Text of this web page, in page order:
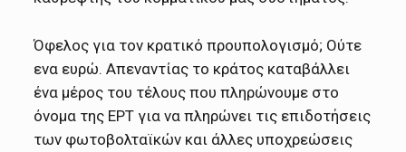
Όφελος για τον κρατικό προυπολογισμό; Ούτε
ενα ευρώ. Απεναντίας το κράτος καταβάλλει
ένα μέρος του τέλους που πληρώνουμε στο
όνομα της ΕΡΤ για να πληρώνει τις επιδοτήσεις
των φωτοβολταϊκών και άλλες υποχρεώσεις